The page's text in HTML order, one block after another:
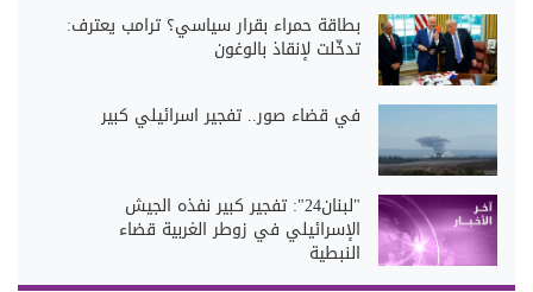
بطاقة حمراء بقرار سياسي؟ ترامب يعترف:
تدخّلت لإنقاذ بالوغون
في قضاء صور.. تفجير اسرائيلي كبير
"لبنان24": تفجير كبير نفذه الجيش
الإسرائيلي في زوطر الغربية قضاء
النبطية